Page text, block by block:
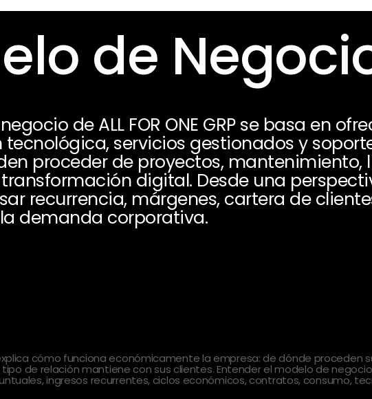
de
de ALL FOR ONE GRP se basa en
servicios gestionados y
proceder de proyectos, mantenimiento,
digital. Desde una
recurrencia, márgenes, cartera de
demanda corporativa.
cómo funciona económicamente la empresa: de dónde proceden
de relación mantiene con sus clientes. Entender el modelo de
ingresos recurrentes, ciclos económicos, contratos, consumo,